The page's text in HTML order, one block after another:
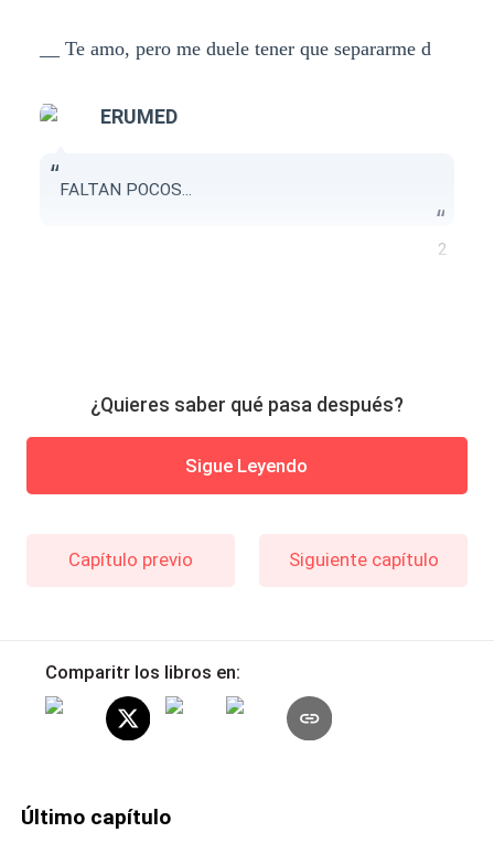
__ Te amo, pero me duele tener que separarme d
ERUMED
FALTAN POCOS...
2
¿Quieres saber qué pasa después?
Sigue Leyendo
Capítulo previo Siguiente capítulo
Comparitr los libros en:
Último capítulo